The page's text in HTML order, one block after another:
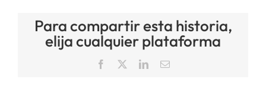
Para compartir esta historia,
elija cualquier plataforma
Facebook LinkedInCorreo